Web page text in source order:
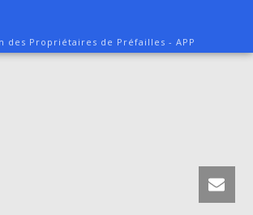
des Propriétaires de Préfailles - APP